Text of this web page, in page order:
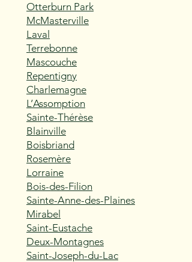
Otterburn Park
McMasterville
Laval
Terrebonne
Mascouche
Repentigny
Charlemagne
L’Assomption
Sainte-Thérèse
Blainville
Boisbriand
Rosemère
Lorraine
Bois-des-Filion
Sainte-Anne-des-Plaines
Mirabel
Saint-Eustache
Deux-Montagnes
Saint-Joseph-du-Lac